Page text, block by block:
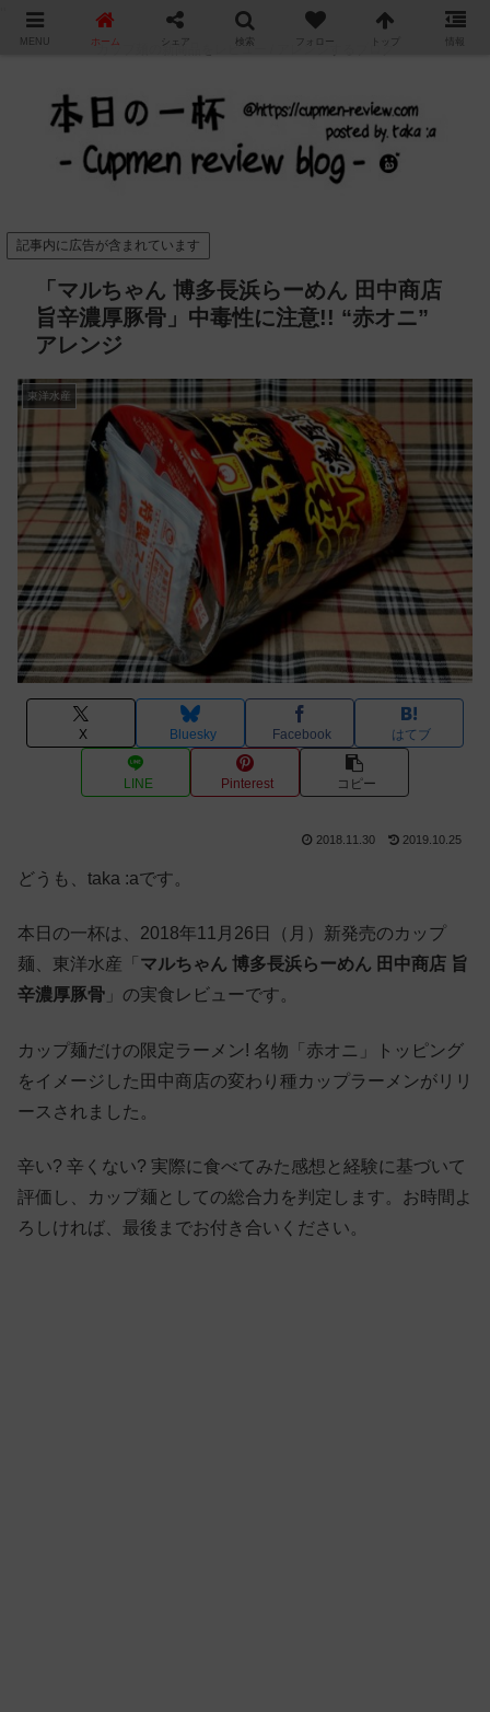
カップ麺の新商品をレビュー / アレンジするブログ
記事内に広告が含まれています
「マルちゃん 博多長浜らーめん 田中商店
旨辛濃厚豚骨」中毒性に注意!! “赤オニ”
アレンジ
東洋水産
X Bluesky Facebook はてブ
LINE Pinterest コピー
2018.11.30 2019.10.25
どうも、taka :aです。
本日の一杯は、2018年11月26日（月）新発売のカップ
麺、東洋水産「 マルちゃん 博多長浜らーめん 田中商店 旨
辛濃厚豚骨 」の実食レビューです。
カップ麺だけの限定ラーメン! 名物「赤オニ」トッピング
をイメージした田中商店の変わり種カップラーメンがリリ
ースされました。
辛い? 辛くない? 実際に食べてみた感想と経験に基づいて
評価し、カップ麺としての総合力を判定します。お時間よ
ろしければ、最後までお付き合いください。
MENU ホーム シェア 検索 フォロー トップ 情報